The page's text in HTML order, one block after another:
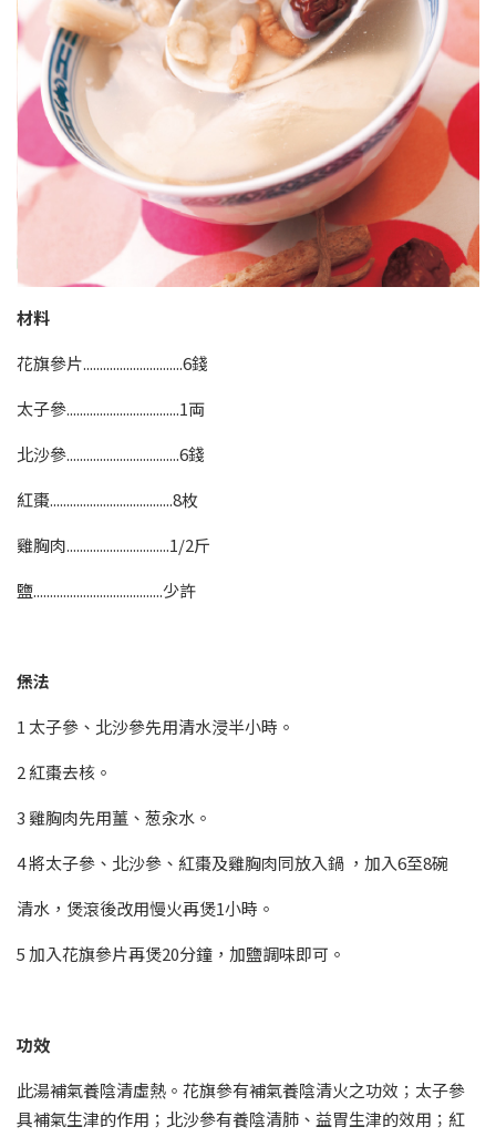
材料
花旗參片..............................6錢
太子參..................................1両
北沙參..................................6錢
紅棗.....................................8枚
雞胸肉...............................1/2斤
鹽.......................................少許
㷛法
1 太子參、北沙參先用清水浸半小時。
2 紅棗去核。
3 雞胸肉先用薑、葱汆水。
4 將太子參、北沙參、紅棗及雞胸肉同放入鍋 ，加入6至8碗
清水，煲滾後改用慢火再煲1小時。
5 加入花旗參片再煲20分鐘，加鹽調味即可。
功效
此湯補氣養陰清虛熱。花旗參有補氣養陰清火之功效；太子參
具補氣生津的作用；北沙參有養陰清肺、益胃生津的效用；紅